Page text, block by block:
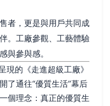
者，更是與用戶共同成
。工廠參觀、工藝體驗
與參與感。
現的《走進超級工廠》
了通往“優質生活”幕后
個理念：真正的優質生